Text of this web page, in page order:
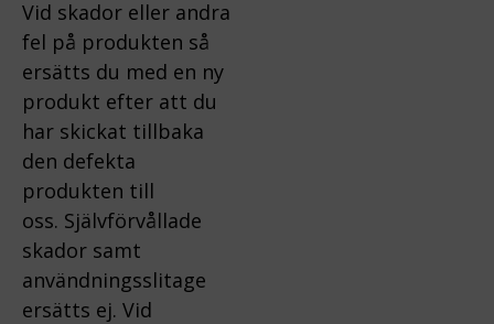
Vid skador eller andra
fel på produkten så
ersätts du med en ny
produkt efter att du
har skickat tillbaka
den defekta
produkten till
oss. Självförvållade
skador samt
användningsslitage
ersätts ej. Vid